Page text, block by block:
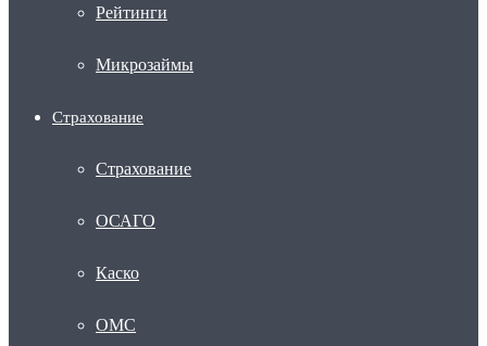
Рейтинги
Микрозаймы
Страхование
Страхование
ОСАГО
Каско
ОМС